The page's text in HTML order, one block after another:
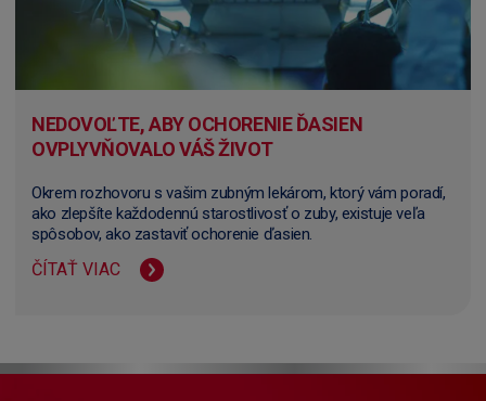
NEDOVOĽTE, ABY OCHORENIE ĎASIEN
OVPLYVŇOVALO VÁŠ ŽIVOT
Okrem rozhovoru s vašim zubným lekárom, ktorý vám poradí,
ako zlepšíte každodennú starostlivosť o zuby, existuje veľa
spôsobov, ako zastaviť ochorenie ďasien.
ČÍTAŤ VIAC